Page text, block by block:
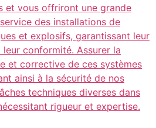
et vous offriront une grande
des installations de
et explosifs, garantissant leur
conformité. Assurer la
et corrective de ces systèmes
ainsi à la sécurité de nos
techniques diverses dans
rigueur et expertise.